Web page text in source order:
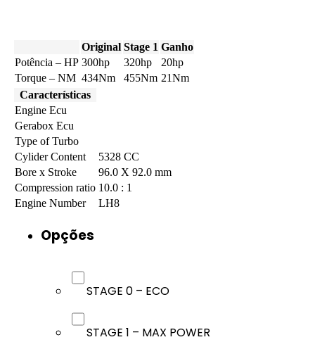
Original Stage 1 Ganho
Potência – HP 300hp 320hp
20hp
Torque – NM 434Nm 455Nm 21Nm
Características
Engine Ecu
Gerabox Ecu
Type of Turbo
Cylider Content
5328 CC
Bore x Stroke
96.0 X 92.0 mm
Compression ratio 10.0 : 1
Engine Number
LH8
Opções
STAGE 0 – ECO
STAGE 1 – MAX POWER